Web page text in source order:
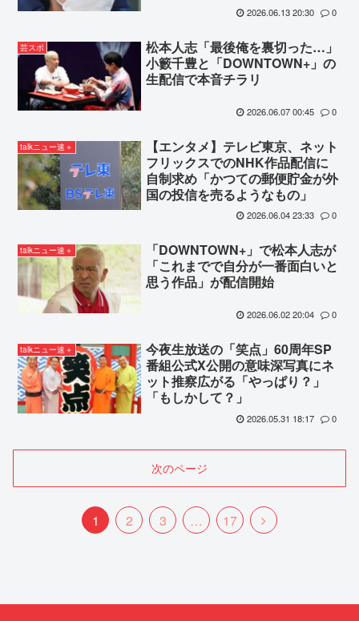
2026.06.13 20:30 0
芸スポ
松本人志「最後俺を裏切った…」
小籔千豊と「DOWNTOWN+」の
生配信で本音チラリ
2026.06.07 00:45 0
talkニュー速＋
【エンタメ】テレビ東京、ネット
フリックスでのNHK作品配信に
自制求め「かつての郵便貯金が外
国の投信を売るようなもの」
2026.06.04 23:33 0
talkニュー速＋
「DOWNTOWN+」で松本人志が
「これまでで自分が一番面白いと
思う作品」が配信開始
2026.06.02 20:04 0
talkニュー速＋
今夜生放送の「笑点」60周年SP
番組公式X公開の意味深写真にネ
ット推察広がる「やっぱり？」
「もしかして？」
2026.05.31 18:17 0
次のページ
1 2 3 … 17
次